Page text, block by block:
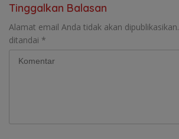
Tinggalkan Balasan
Alamat email Anda tidak akan dipublikasikan.
ditandai *